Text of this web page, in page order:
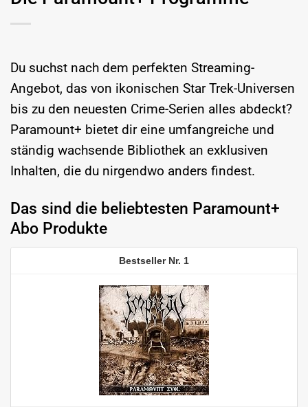
Du suchst nach dem perfekten Streaming-
Angebot, das von ikonischen Star Trek-Universen
bis zu den neuesten Crime-Serien alles abdeckt?
Paramount+ bietet dir eine umfangreiche und
ständig wachsende Bibliothek an exklusiven
Inhalten, die du nirgendwo anders findest.
Das sind die beliebtesten Paramount+
Abo Produkte
1